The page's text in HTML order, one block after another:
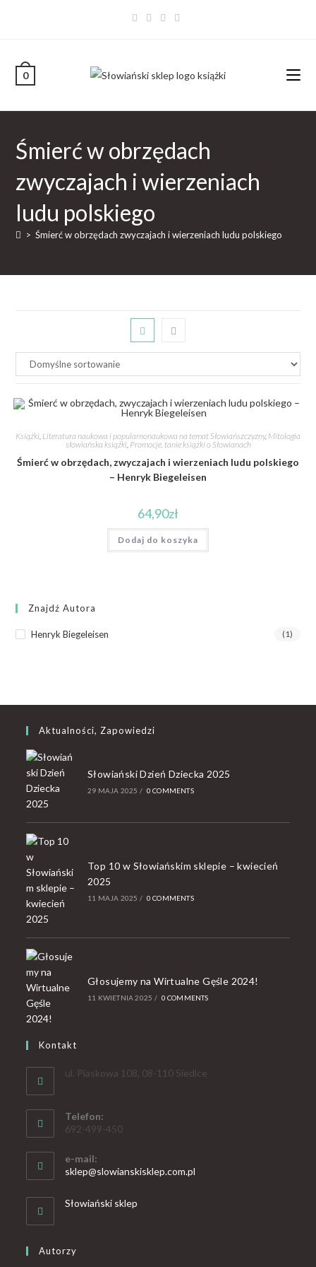
0
Śmierć w obrzędach
zwyczajach i wierzeniach
ludu polskiego
> Śmierć w obrzędach zwyczajach i wierzeniach ludu polskiego
Książki, Literatura naukowa i popularnonaukowa na temat Słowiańszczyzny, Mitologia
słowiańska książki, Promocje, tanie książki o Słowianach
Śmierć w obrzędach, zwyczajach i wierzeniach ludu polskiego
– Henryk Biegeleisen
64,90zł
Dodaj do koszyka
Znajdź Autora
Henryk Biegeleisen (1)
Aktualności, Zapowiedzi
Słowiański Dzień Dziecka 2025
29 MAJA 2025 / 0 COMMENTS
Top 10 w Słowiańskim sklepie – kwiecień
2025
11 MAJA 2025 / 0 COMMENTS
Głosujemy na Wirtualne Gęśle 2024!
11 KWIETNIA 2025 / 0 COMMENTS
Kontakt
ul. Piaskowa 108, 08-110 Siedlce
Telefon:
692-499-450
e-mail:
sklep@slowianskisklep.com.pl
Słowiański sklep
Autorzy